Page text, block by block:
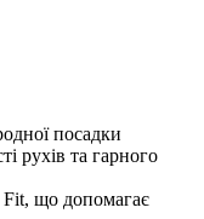
посадки
рухів та гарного
Fit, що допомагає